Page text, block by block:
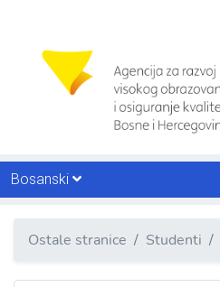
Bosanski
Ostale stranice Studenti